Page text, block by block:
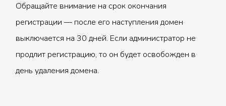
Обращайте внимание на срок окончания
регистрации — после его наступления домен
выключается на 30 дней. Если администратор не
продлит регистрацию, то он будет освобожден в
день удаления домена.